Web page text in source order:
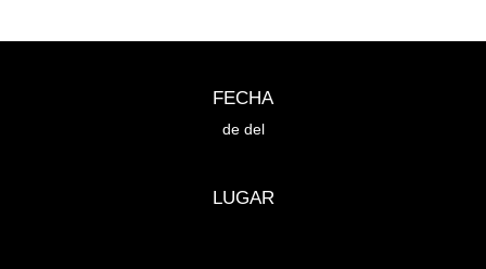
FECHA
de del
LUGAR